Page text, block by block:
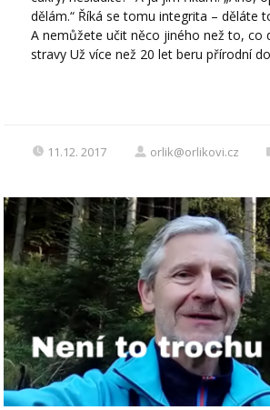
dělám.“ Říká se tomu integrita – děláte
A nemůžete učit něco jiného než to, co
stravy Už více než 20 let beru přírodní
11.12. 2017 orlik@orlikovi.cz